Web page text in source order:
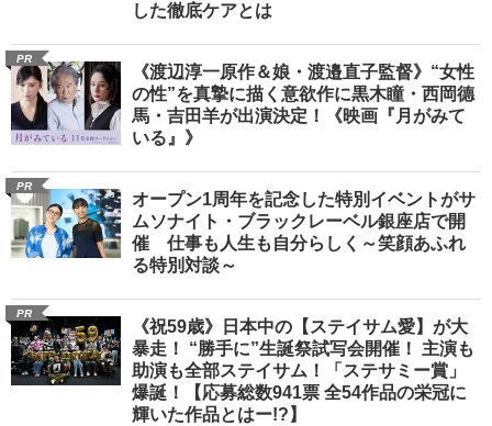
した徹底ケアとは
PR
《渡辺淳一原作＆娘・渡邉直子監督》“女性
の性”を真摯に描く意欲作に黒木瞳・西岡德
馬・吉田羊が出演決定！《映画『月がみて
いる』》
PR
オープン1周年を記念した特別イベントがサ
ムソナイト・ブラックレーベル銀座店で開
催 仕事も人生も自分らしく～笑顔あふれ
る特別対談～
PR
《祝59歳》日本中の【ステイサム愛】が大
暴走！ “勝手に”生誕祭試写会開催！ 主演も
助演も全部ステイサム！「ステサミー賞」
爆誕！【応募総数941票 全54作品の栄冠に
輝いた作品とはー!?】